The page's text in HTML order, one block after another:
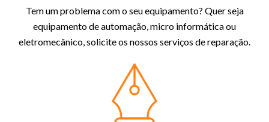
Tem um problema com o seu equipamento? Quer seja
equipamento de automação, micro informática ou
eletromecânico, solicite os nossos serviços de reparação.